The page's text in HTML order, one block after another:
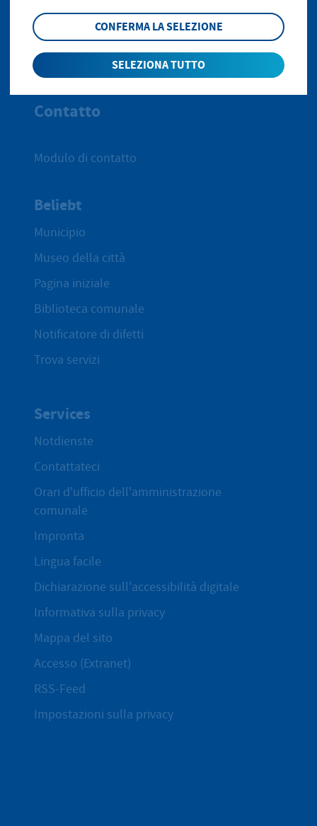
Contatto
Modulo di contatto
Beliebt
Municipio
Museo della città
Pagina iniziale
Biblioteca comunale
Notificatore di difetti
Trova servizi
Services
Notdienste
Contattateci
Orari d'ufficio dell'amministrazione
comunale
Impronta
Lingua facile
Dichiarazione sull'accessibilità digitale
Informativa sulla privacy
Mappa del sito
Accesso (Extranet)
RSS-Feed
Impostazioni sulla privacy
All'inizio
CONFERMA LA SELEZIONE
SELEZIONA TUTTO